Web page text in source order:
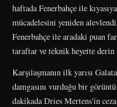
haftada Fenerbahçe ile
mücadelesini yeniden
Fenerbahçe ile aradaki puan
taraftar ve teknik heyette derin
Karşılaşmanın ilk yarısı
damgasını vurduğu bir
dakikada Dries Mertens'in